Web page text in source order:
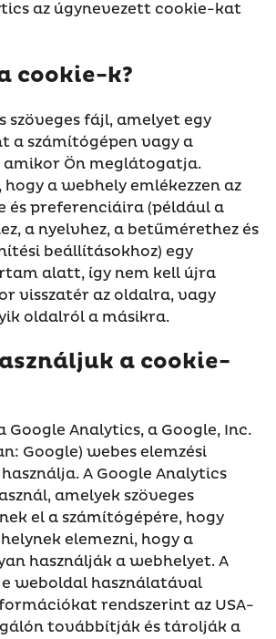
az úgynevezett cookie-kat
cookie-k?
szöveges fájl, amelyet egy
a számítógépen vagy a
amikor Ön meglátogatja.
a webhely emlékezzen az
és preferenciáira (például a
a nyelvhez, a betűmérethez és
beállításokhoz) egy
alatt, így nem kell újra
visszatér az oldalra, vagy
oldalról a másikra.
a cookie-
Google Analytics, a Google, Inc.
Google) webes elemzési
A Google Analytics
amelyek szöveges
el a számítógépére, hogy
elemezni, hogy a
használják a webhelyet. A
weboldal használatával
rendszerint az USA-
továbbítják és tárolják a